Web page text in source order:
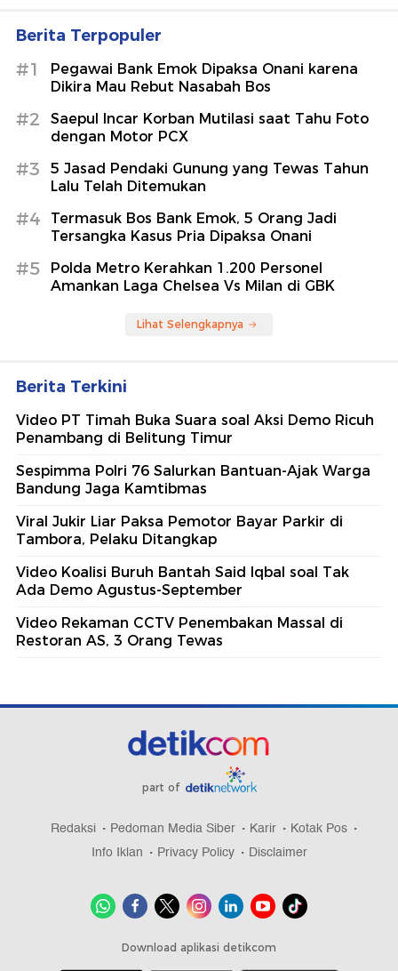
Berita Terpopuler
#1
Pegawai Bank Emok Dipaksa Onani karena
Dikira Mau Rebut Nasabah Bos
#2
Saepul Incar Korban Mutilasi saat Tahu Foto
dengan Motor PCX
#3
5 Jasad Pendaki Gunung yang Tewas Tahun
Lalu Telah Ditemukan
#4
Termasuk Bos Bank Emok, 5 Orang Jadi
Tersangka Kasus Pria Dipaksa Onani
#5
Polda Metro Kerahkan 1.200 Personel
Amankan Laga Chelsea Vs Milan di GBK
Lihat Selengkapnya
Berita Terkini
Video PT Timah Buka Suara soal Aksi Demo Ricuh
Penambang di Belitung Timur
Sespimma Polri 76 Salurkan Bantuan-Ajak Warga
Bandung Jaga Kamtibmas
Viral Jukir Liar Paksa Pemotor Bayar Parkir di
Tambora, Pelaku Ditangkap
Video Koalisi Buruh Bantah Said Iqbal soal Tak
Ada Demo Agustus-September
Video Rekaman CCTV Penembakan Massal di
Restoran AS, 3 Orang Tewas
part of
Redaksi Pedoman Media Siber Karir
Kotak Pos
Info Iklan
Privacy Policy Disclaimer
Download aplikasi detikcom